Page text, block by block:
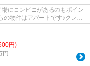
にコンビニがあるのもポイン
の物件はアパートです♪クレジ
円)
円